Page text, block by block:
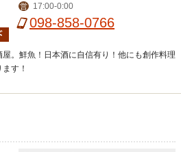
営 17:00-0:00
098-858-0766
。鮮魚！日本酒に自信有り！他にも創作料理
す！